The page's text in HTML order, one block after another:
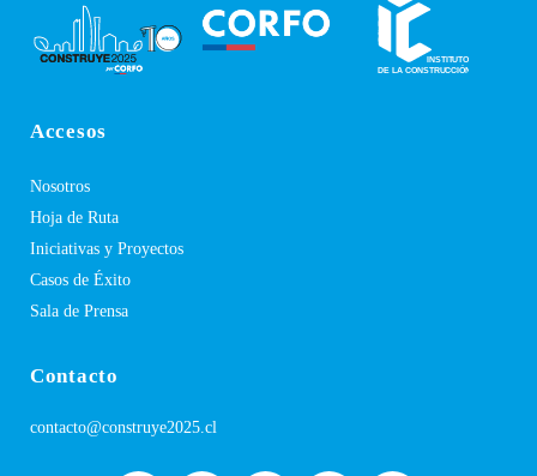
Accesos
Nosotros
Hoja de Ruta
Iniciativas y Proyectos
Casos de Éxito
Sala de Prensa
Contacto
contacto@construye2025.cl